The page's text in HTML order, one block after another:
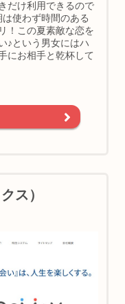
だけ利用できるので
使わず時間のある
！この夏素敵な恋を
♪という男女にはハ
にお相手と乾杯して
ス）